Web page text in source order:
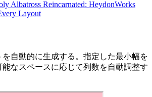
Albatross Reincarnated: HeydonWorks
Layout
自動的に生成する。指定した最小幅を
なスペースに応じて列数を自動調整す